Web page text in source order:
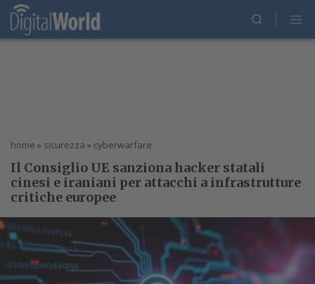
home » sicurezza » cyberwarfare
Il Consiglio UE sanziona hacker statali
cinesi e iraniani per attacchi a infrastrutture
critiche europee